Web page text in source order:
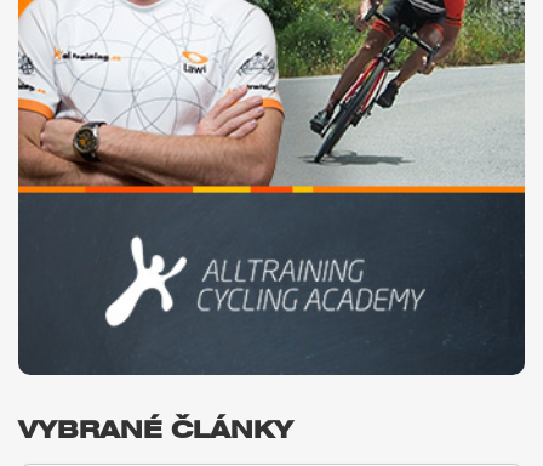
VYBRANÉ ČLÁNKY